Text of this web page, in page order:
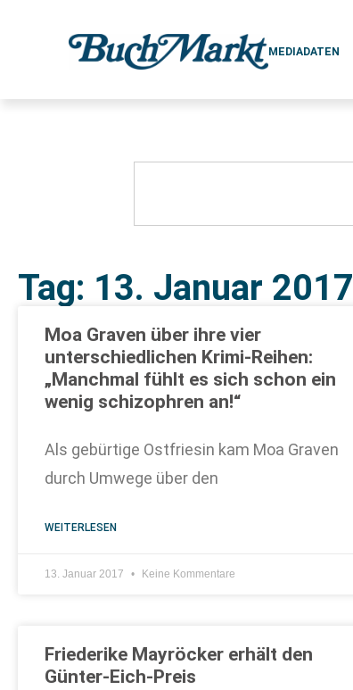
MEDIADATEN
Tag: 13. Januar 2017
Moa Graven über ihre vier
unterschiedlichen Krimi-Reihen:
„Manchmal fühlt es sich schon ein
wenig schizophren an!“
Als gebürtige Ostfriesin kam Moa Graven
durch Umwege über den
WEITERLESEN
13. Januar 2017 Keine Kommentare
Friederike Mayröcker erhält den
Günter-Eich-Preis